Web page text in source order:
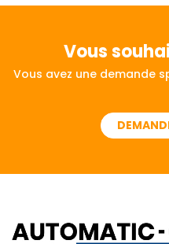
Vous
Vous avez une demande